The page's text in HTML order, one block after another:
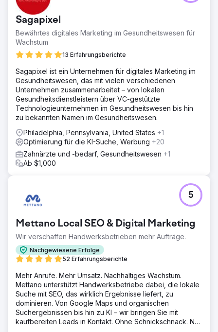
Sagapixel
Bewährtes digitales Marketing im Gesundheitswesen für
Wachstum
13 Erfahrungsberichte
Sagapixel ist ein Unternehmen für digitales Marketing im
Gesundheitswesen, das mit vielen verschiedenen
Unternehmen zusammenarbeitet – von lokalen
Gesundheitsdienstleistern über VC-gestützte
Technologieunternehmen im Gesundheitswesen bis hin
zu bekannten Namen im Gesundheitswesen.
Philadelphia, Pennsylvania, United States +1
Optimierung für die KI-Suche, Werbung +20
Zahnärzte und -bedarf, Gesundheitswesen +1
Ab $1,000
Mettano Local SEO & Digital Marketing
Wir verschaffen Handwerksbetrieben mehr Aufträge.
Nachgewiesene Erfolge
52 Erfahrungsberichte
5
Mehr Anrufe. Mehr Umsatz. Nachhaltiges Wachstum.
Mettano unterstützt Handwerksbetriebe dabei, die lokale
Suche mit SEO, das wirklich Ergebnisse liefert, zu
dominieren. Von Google Maps und organischen
Suchergebnissen bis hin zu KI – wir bringen Sie mit
kaufbereiten Leads in Kontakt. Ohne Schnickschnack. Nur